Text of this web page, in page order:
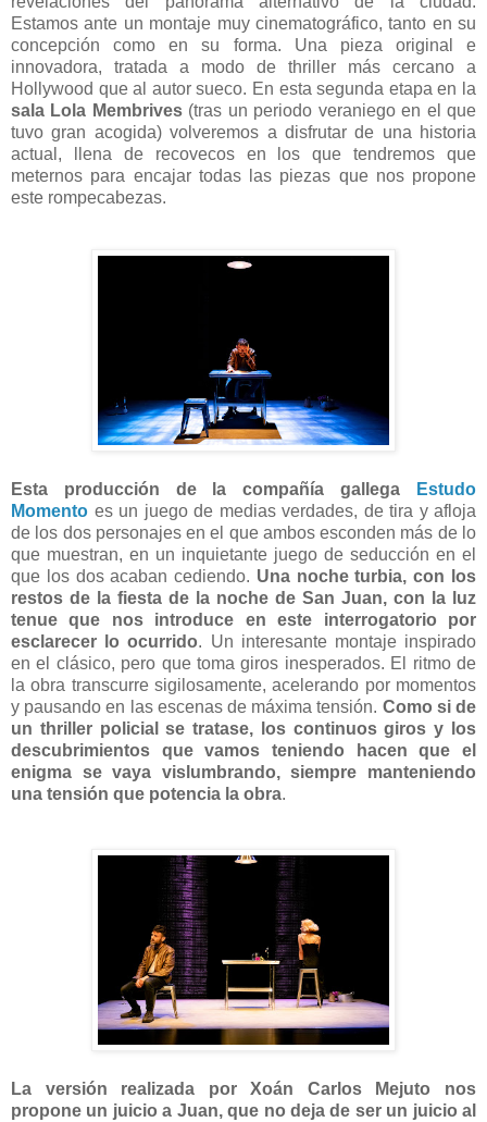
Estamos ante un montaje muy cinematográfico, tanto en su
concepción como en su forma. Una pieza original e
innovadora, tratada a modo de thriller más cercano a
Hollywood que al autor sueco. En esta segunda etapa en la
sala Lola Membrives(tras un periodo veraniego en el que
tuvo gran acogida) volveremos a disfrutar de una historia
actual, llena de recovecos en los que tendremos que
meternos para encajar todas las piezas que nos propone
este rompecabezas.
Esta producción de la compañía gallega
Estudo
Momento es un juego de medias verdades, de tira y afloja
de los dos personajes en el que ambos esconden más de lo
que muestran, en un inquietante juego de seducción en el
que los dos acaban cediendo. Una noche turbia, con los
restos de la fiesta de la noche de San Juan, con la luz
tenue que nos introduce en este interrogatorio por
esclarecer lo ocurrido. Un interesante montaje inspirado
en el clásico, pero que toma giros inesperados. El ritmo de
la obra transcurre sigilosamente, acelerando por momentos
y pausando en las escenas de máxima tensión. Como si de
un thriller policial se tratase, los continuos giros y los
descubrimientos que vamos teniendo hacen que el
enigma se vaya vislumbrando, siempre manteniendo
una tensión que potencia la obra.
La versión realizada por Xoán Carlos Mejuto nos
propone un juicio a Juan, que no deja de ser un juicio al